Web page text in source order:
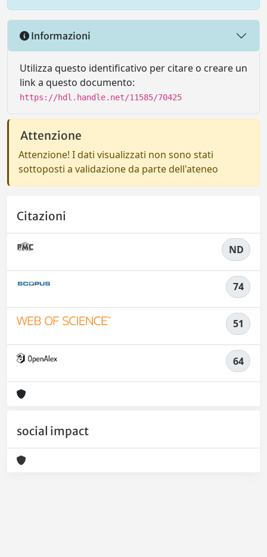
Informazioni
Utilizza questo identificativo per citare o creare un
link a questo documento:
https://hdl.handle.net/11585/70425
Attenzione
Attenzione! I dati visualizzati non sono stati
sottoposti a validazione da parte dell'ateneo
Citazioni
ND
74
51
64
social impact